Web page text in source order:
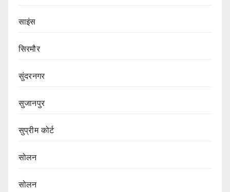
साइंस
सिरमौर
सुंदरनगर
सुजानपुर
सुप्रीम कोर्ट
सोलन
सोलन